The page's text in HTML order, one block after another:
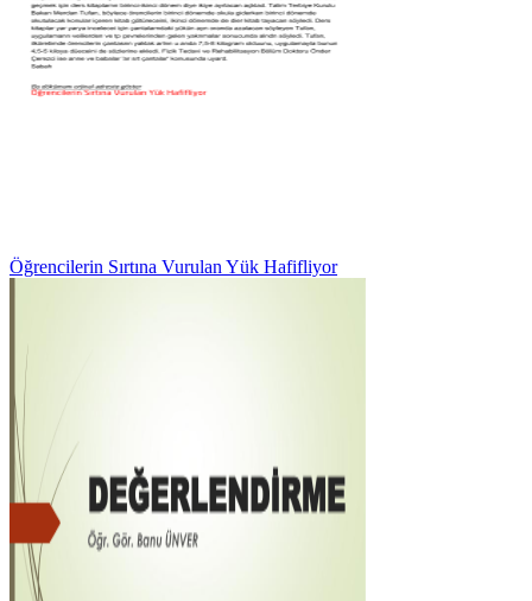
Öğrencilerin Sırtına Vurulan Yük Hafifliyor